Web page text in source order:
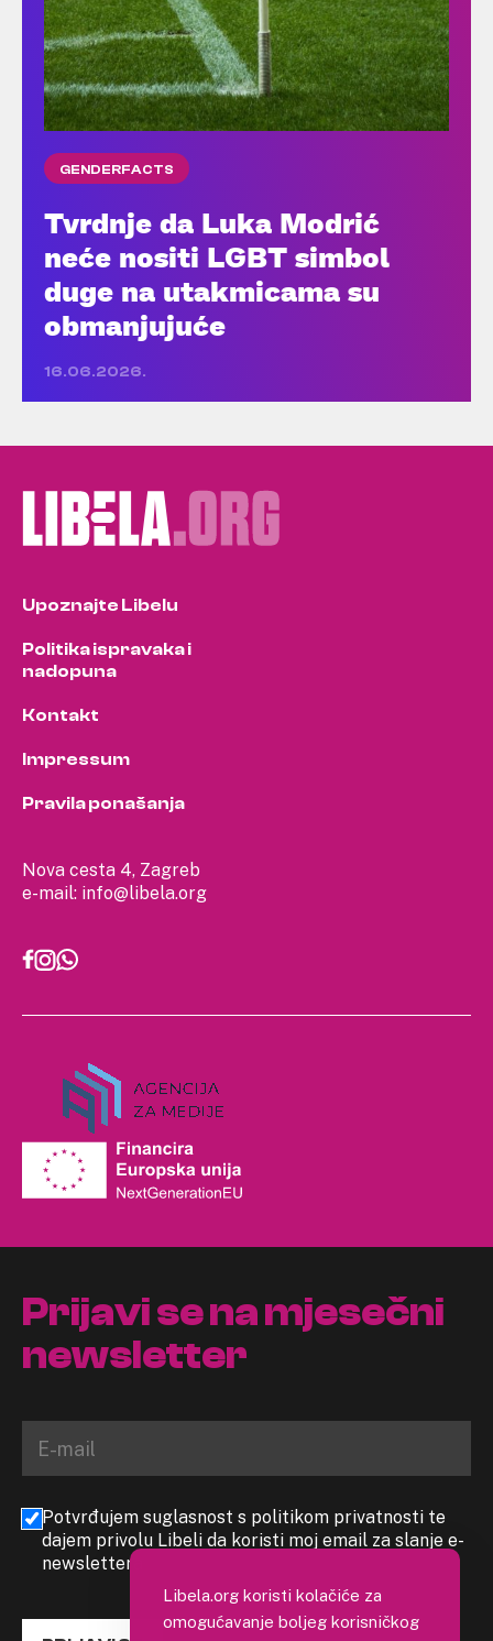
GENDERFACTS
Tvrdnje da Luka Modrić
neće nositi LGBT simbol
duge na utakmicama su
obmanjujuće
16.06.2026.
Nova cesta 4, Zagreb
e-mail: info@libela.org
Upoznajte Libelu
Politika ispravaka i
nadopuna
Kontakt
Impressum
Pravila ponašanja
Prijavi se na mjesečni
newsletter
Potvrđujem suglasnost s politikom privatnosti te
dajem privolu Libeli da koristi moj email za slanje e-
newslettera
Libela.org koristi kolačiće za
omogućavanje boljeg korisničkog